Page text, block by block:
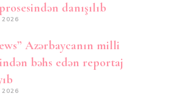
danışılıb
Azərbaycanın milli
bəhs edən reportaj